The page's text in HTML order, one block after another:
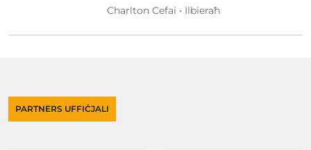
Charlton Cefai • Ilbieraħ
PARTNERS UFFIĊJALI